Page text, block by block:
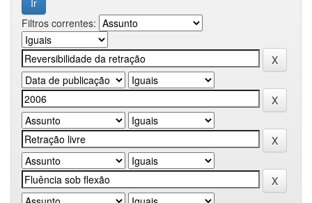
Filtros correntes: